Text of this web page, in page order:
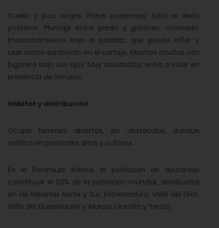
Cuello y pico largos. Patas poderosas; falta el dedo
posterior. Plumaje entre pardo y grisáceo, moteado.
Ensanchamiento bajo el paladar, que puede inflar y
usar como exhibición en el cortejo. Machos adultos con
bigotera bajo sus ojos. Muy asustadiza, echa a volar en
presencia de intrusos.
Hábitat y distribución
Ocupa terrenos abiertos, sin obstáculos, aunque
nidifica en pastizales altos y cultivos.
En la Península Ibérica, la población de avutardas
constituye el 50% de la población mundial, distribuidos
en las Mesetas Norte y Sur, Extremadura, Valle del Ebro,
Valle del Guadalquivir y Murcia (Jumilla y Yecla).